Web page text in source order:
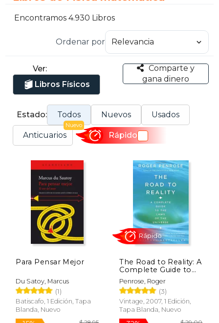
Encontramos 4.930 Libros
Ordenar por
Ver:
Libros Físicos
Comparte y
gana dinero
Estado: Todos Nuevos Usados
Anticuarios
Nuevo
Rápido
Para Pensar Mejor
Du Satoy, Marcus
(1)
Batiscafo, 1 Edición, Tapa
Blanda, Nuevo
The Road to Reality: A
Complete Guide to
the Laws of the
Universe (en Inglés)
Penrose, Roger
(3)
Vintage, 2007, 1 Edición,
Tapa Blanda, Nuevo
Rápido